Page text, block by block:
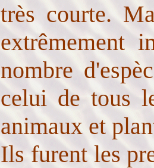
très courte.
extrêmement
nombre
celui de tous
animaux et
Ils furent les